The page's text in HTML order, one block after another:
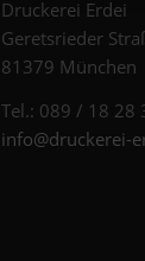
Druckerei Erdei
Geretsrieder
81379 München
Tel.: 089 / 18 28
info@druckerei-